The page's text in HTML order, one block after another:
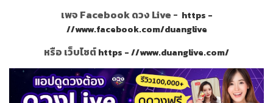
เพจ Facebook ดวง Live - https -
//www.facebook.com/duanglive
หรือ เว็บไซต์https - //www.duanglive.com/